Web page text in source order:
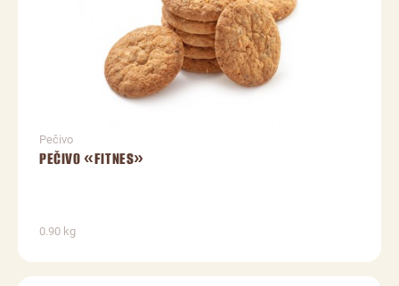
Pečivo
PEČIVO «FITNES»
0.90 kg